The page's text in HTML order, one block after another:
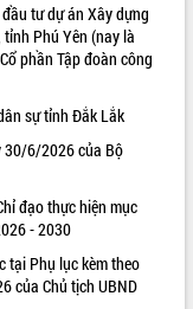
tư dự án Xây dựng
Phú Yên (nay là
phần Tập đoàn công
sự tỉnh Đắk Lắk
30/6/2026 của Bộ
đạo thực hiện mục
- 2030
tại Phụ lục kèm theo
của Chủ tịch UBND